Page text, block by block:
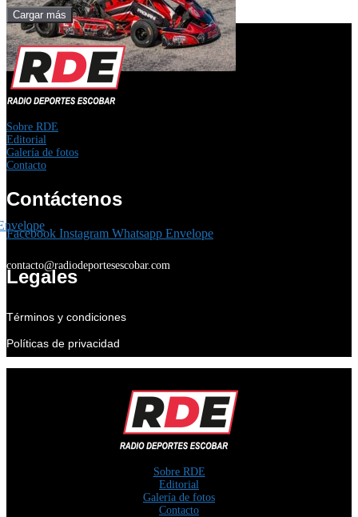
Cargar más
Sobre RDE
Editorial
Galería de fotos
Contacto
Contáctenos
Facebook Instagram Whatsapp Envelope
contacto@radiodeportesescobar.com
Legales
Términos y condiciones
Políticas de privacidad
Sobre RDE
Editorial
Galería de fotos
Contacto